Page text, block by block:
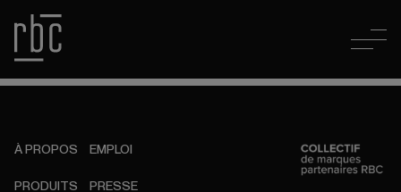
À PROPOS
PRODUITS
EMPLOI
PRESSE